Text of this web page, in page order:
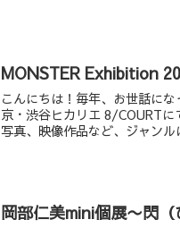
MONSTER Exhibition
こんにちは！毎年、お世話に
京・渋谷ヒカリエ 8/COURTに
写真、映像作品など、ジャン
岡部仁美mini個展〜閃